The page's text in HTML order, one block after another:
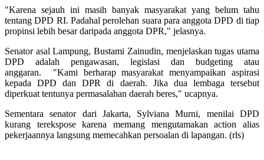
"Karena sejauh ini masih banyak masyarakat yang belum tahu
tentang DPD RI. Padahal perolehan suara para anggota DPD di tiap
propinsi lebih besar daripada anggota DPR," jelasnya.
Senator asal Lampung, Bustami Zainudin, menjelaskan tugas utama
DPD adalah pengawasan, legislasi dan budgeting atau
anggaran. "Kami berharap masyarakat menyampaikan aspirasi
kepada DPD dan DPR di daerah. Jika dua lembaga tersebut
diperkuat tentunya permasalahan daerah beres," ucapnya.
Sementara senator dari Jakarta, Sylviana Murni, menilai DPD
kurang terekspose karena memang mengutamakan action alias
pekerjaannya langsung memecahkan persoalan di lapangan. (rls)